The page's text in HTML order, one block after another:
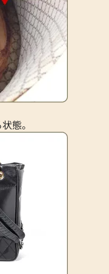
15,000円
2026年6月17日時
態。